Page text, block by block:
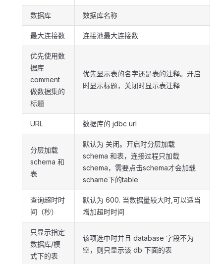
数据库 数据库名称
最大连接数 连接池最大连接数
优先使用数
据库
comment
做数据集的
标题
优先显示表的名字还是表的注释。开启
时显示标题，关闭时显示表注释
URL 数据库的 jdbc url
分层加载
schema 和
表
默认为 关闭。开启时分层加载
schema 和表，连接过程只加载
schema，需要点击schema才会加载
schame下的table
查询超时时
间（秒）
默认为 600. 当数据量较大时,可以适当
增加超时时间
只显示指定
数据库/模
式下的表
该项选中时并且 database 字段不为
空，则只显示该 db 下面的表